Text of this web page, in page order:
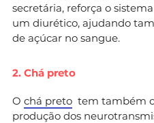
secretária, reforça o
um diurético, ajudando
de açúcar no sangue.
2. Chá preto
O chá preto tem também
produção dos